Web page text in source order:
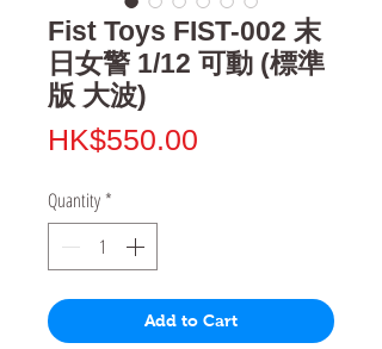
Fist Toys FIST-002 末
日女警 1/12 可動 (標準
版 大波)
HK$550.00
Quantity *
Add to Cart